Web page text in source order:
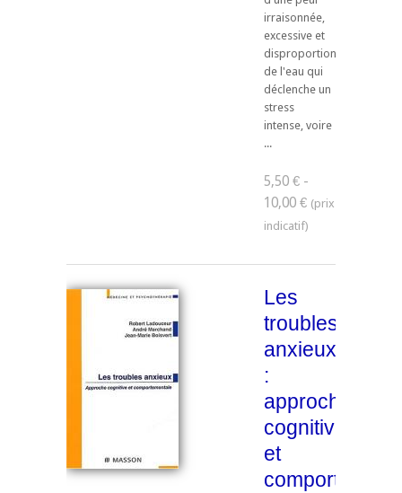
irraisonnée,
excessive et
disproportionnée
de l'eau qui
déclenche un
stress
intense, voire
...
5,50 € -
10,00 €
Les
troubles
anxieux
:
approche
cognitive
et